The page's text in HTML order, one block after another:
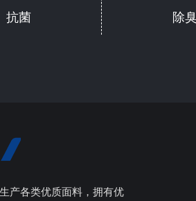
抗菌 除
产各类优质面料，拥有优